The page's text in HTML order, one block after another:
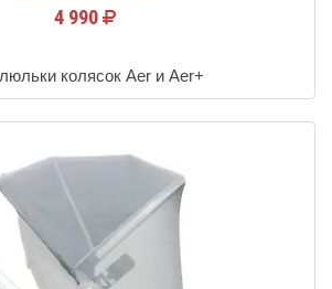
4 990
колясок Aer и Aer+